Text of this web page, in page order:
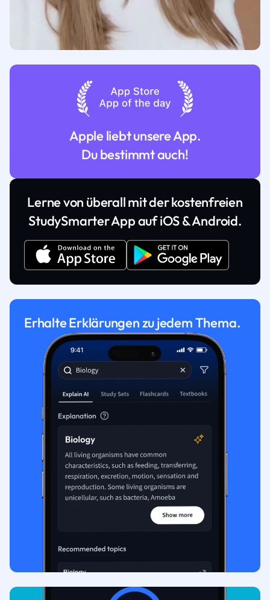
Apple liebt unsere App.
Du bestimmt auch!
Lerne von überall mit der kostenfreien
StudySmarter App auf iOS & Android.
Erhalte Erklärungen zu jedem Thema.